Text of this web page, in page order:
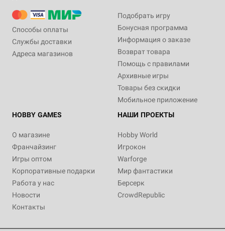
Способы оплаты
Службы доставки
Адреса магазинов
Подобрать игру
Бонусная программа
Информация о заказе
Возврат товара
Помощь с правилами
Архивные игры
Товары без скидки
Мобильное приложение
HOBBY GAMES
О магазине
Франчайзинг
Игры оптом
Корпоративные подарки
Работа у нас
Новости
Контакты
НАШИ ПРОЕКТЫ
Hobby World
Игрокон
Warforge
Мир фантастики
Берсерк
CrowdRepublic